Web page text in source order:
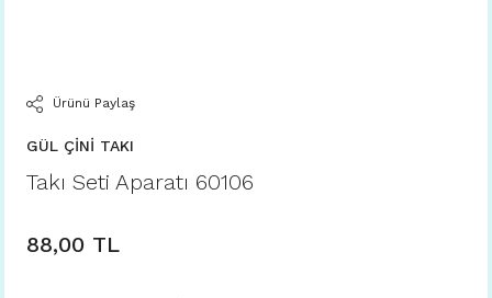
Ürünü Paylaş
GÜL ÇİNİ TAKI
Takı Seti Aparatı 60106
88,00 TL